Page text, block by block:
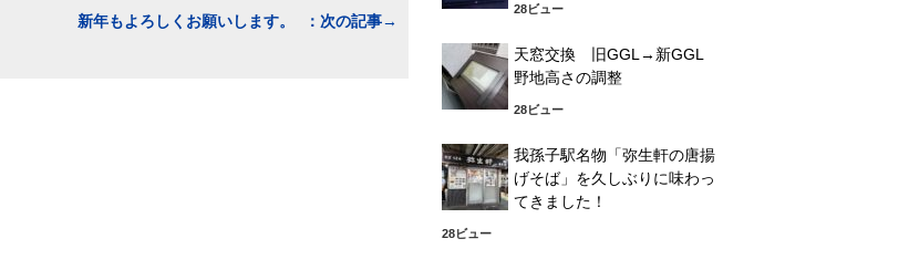
新年もよろしくお願いします。
28ビュー
天窓交換 旧GGL→新GGL
野地高さの調整
28ビュー
我孫子駅名物「弥生軒の唐揚
げそば」を久しぶりに味わっ
てきました！
28ビュー